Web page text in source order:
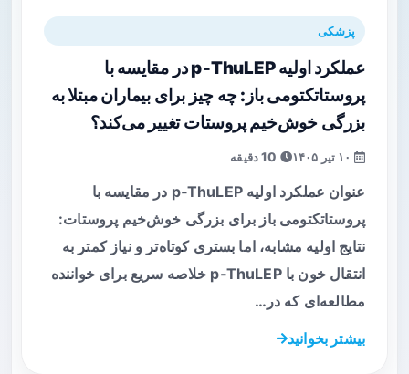
پزشکی
عملکرد اولیه p‑ThuLEP در مقایسه با
پروستاتکتومی باز: چه چیز برای بیماران مبتلا به
بزرگی خوش‌خیم پروستات تغییر می‌کند؟
عنوان عملکرد اولیه p‑ThuLEP در مقایسه با
پروستاتکتومی باز برای بزرگی خوش‌خیم پروستات:
نتایج اولیه مشابه، اما بستری کوتاه‌تر و نیاز کمتر به
انتقال خون با p‑ThuLEP خلاصه سریع برای خواننده
مطالعه‌ای که در…
بیشتر بخوانید